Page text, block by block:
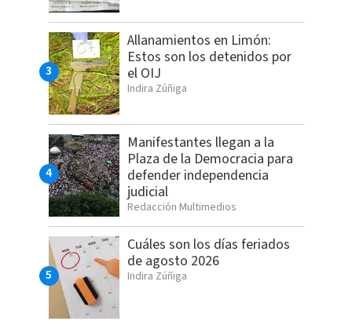
Allanamientos en Limón:
Estos son los detenidos por
el OIJ
Indira Zúñiga
Manifestantes llegan a la
Plaza de la Democracia para
defender independencia
judicial
Redacción Multimedios
Cuáles son los días feriados
de agosto 2026
Indira Zúñiga